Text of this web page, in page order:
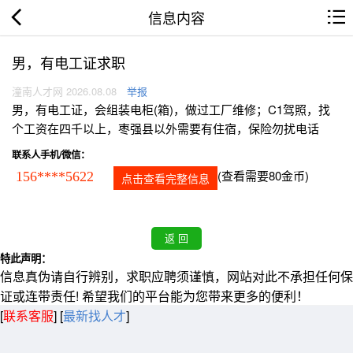
信息内容
男，有电工证求职
潼南人才网 2026.08.08 举报
男，有电工证，会组装电柜(箱)，做过工厂维修；C1驾照，找
个工资在四千以上，枣强县以外需要有住宿，保险勿扰电话
联系人手机/微信：
156****5622 点击查看完整信息 (查看需要80金币)
特此声明：
信息真伪请自行辨别，求职应聘须谨慎，网站对此不承担任何保
证或连带责任! 希望我们的平台能为您带来更多的便利！
[联系客服] [最新找人才]